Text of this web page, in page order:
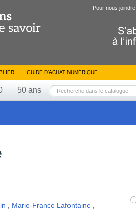
Pour nous joindre
GUIDE D’ACHAT NUMÉRIQUE
50 ans
Marie-France Lafontaine